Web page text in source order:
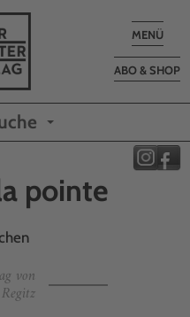
Toggle
MENÜ
ABO & SHOP
pointe
von